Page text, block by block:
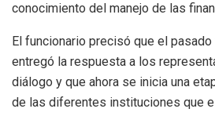
conocimiento del manejo de las
El funcionario precisó que el
entregó la respuesta a los
diálogo y que ahora se inicia una
de las diferentes instituciones que